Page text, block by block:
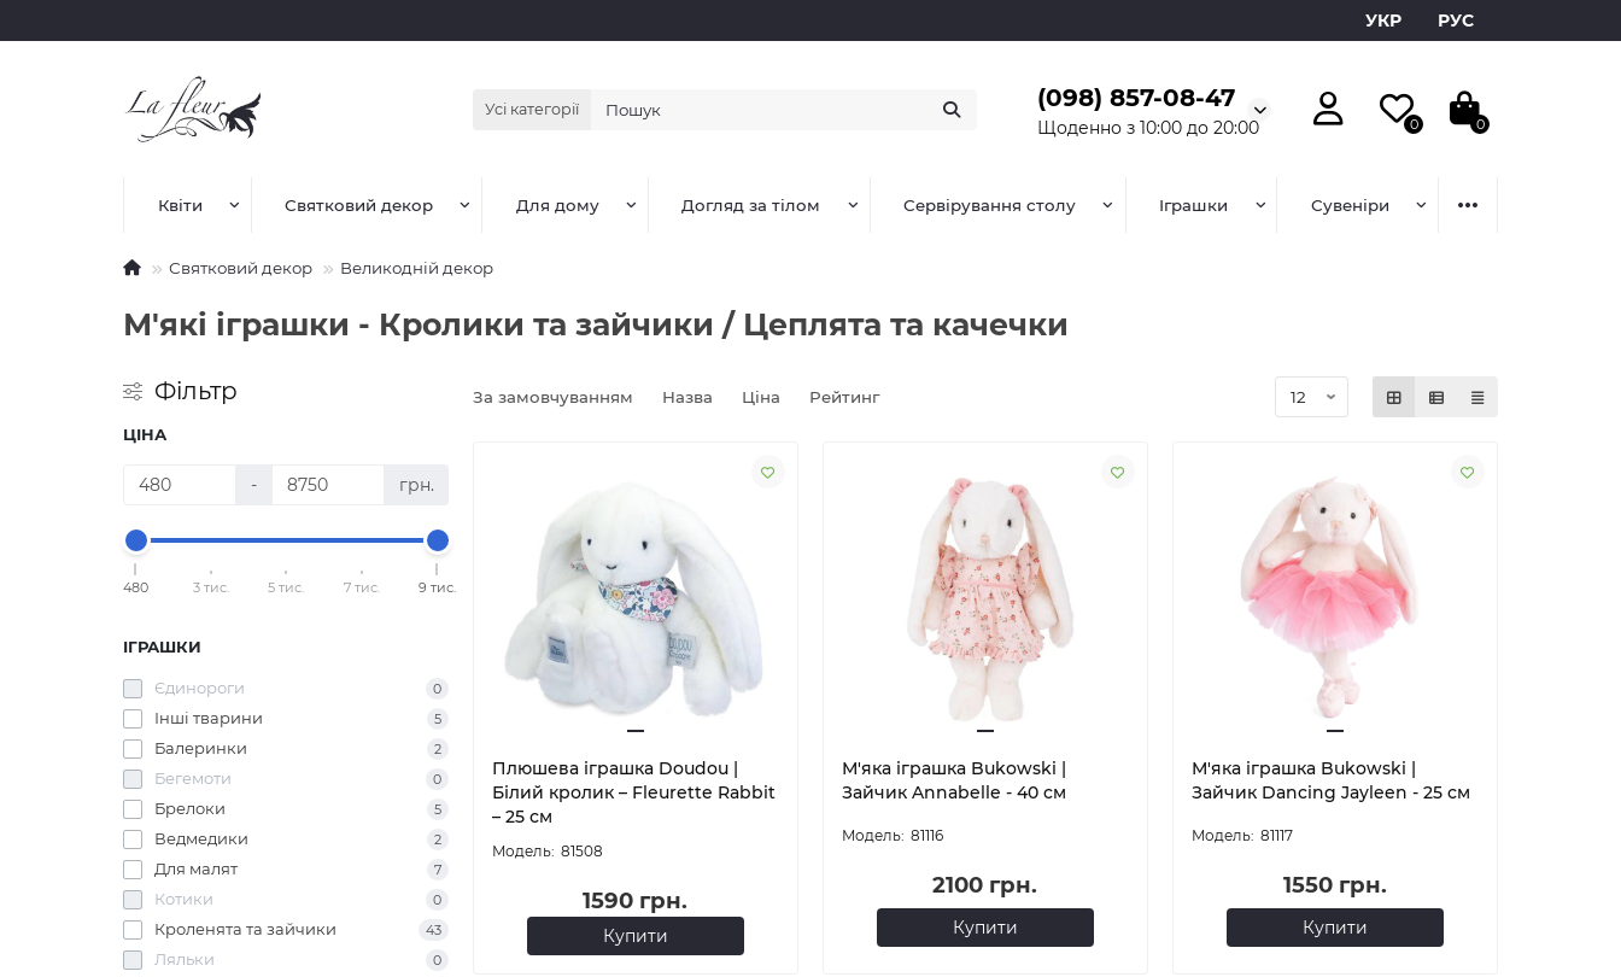
УКР РУС
Усі категорії (098) 857-08-47
Щоденно з 10:00 до 20:00 0 0
Квіти Святковий декор Для дому Догляд за тілом Сервірування столу Іграшки Сувеніри
Святковий декор Великодній декор
М'які іграшки - Кролики та зайчики / Цеплята та качечки
Фільтр
ЦІНА
- грн.
480 3 тис. 5 тис. 7 тис. 9 тис.
ІГРАШКИ
Єдинороги 0
Інші тварини 5
Балеринки 2
Бегемоти 0
Брелоки 5
Ведмедики 2
Для малят 7
Котики 0
Кроленята та зайчики 43
Ляльки 0
За замовчуванням Назва Ціна Рейтинг
Плюшева іграшка Doudou |
Білий кролик – Fleurette Rabbit
– 25 см
81508
1590 грн.
Купити
М'яка іграшка Bukowski |
Зайчик Annabelle - 40 см
81116
2100 грн.
Купити
М'яка іграшка Bukowski |
Зайчик Dancing Jayleen - 25 см
81117
1550 грн.
Купити